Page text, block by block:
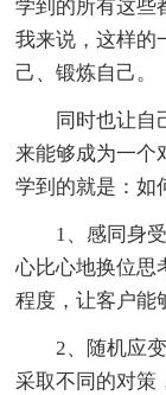
学到的所有这些
我来说，这样的
己、锻炼自己。
同时也让自
来能够成为一个
学到的就是：如
1、感同身
心比心地换位思
程度，让客户能
2、随机应
采取不同的对策